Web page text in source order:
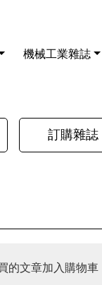
機械工業雜誌
訂購雜誌
的文章加入購物